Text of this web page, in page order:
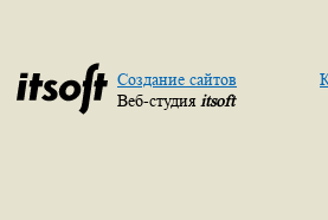
Создание сайтов
Веб-студия itsoft